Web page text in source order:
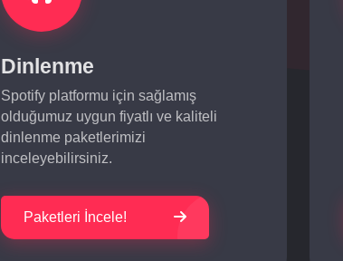
Dinlenme
Spotify platformu için sağlamış
olduğumuz uygun fiyatlı ve kaliteli
dinlenme paketlerimizi
inceleyebilirsiniz.
Paketleri İncele!